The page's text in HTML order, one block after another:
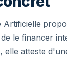
le financer
elle atteste